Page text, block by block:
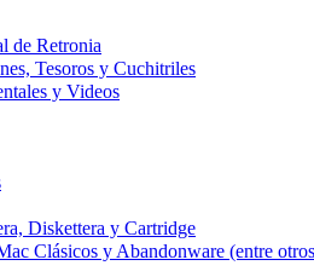
de Retronia
Tesoros y Cuchitriles
y Videos
Diskettera y Cartridge
Clásicos y Abandonware (entre